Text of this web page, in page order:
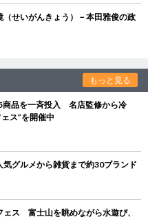
せいがんきょう）－本田雅俊の政
もっと見る
商品を一斉投入 名店監修から冷
ス”を開催中
グルメから雑貨まで約30ブランド
ェス 富士山を眺めながら水遊び、